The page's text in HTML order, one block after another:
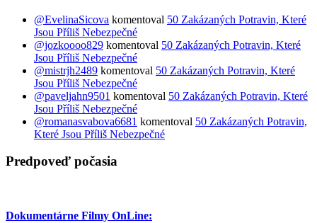
@EvelinaSicova komentoval 50 Zakázaných Potravin, Které
Jsou Příliš Nebezpečné
@jozkoooo829 komentoval 50 Zakázaných Potravin, Které
Jsou Příliš Nebezpečné
@mistrjh2489 komentoval 50 Zakázaných Potravin, Které
Jsou Příliš Nebezpečné
@paveljahn9501 komentoval 50 Zakázaných Potravin, Které
Jsou Příliš Nebezpečné
@romanasvabova6681 komentoval 50 Zakázaných Potravin,
Které Jsou Příliš Nebezpečné
Predpoveď počasia
Dokumentárne Filmy OnLine: